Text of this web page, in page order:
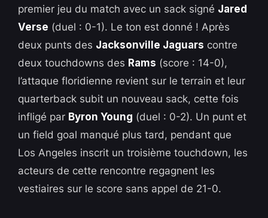
premier jeu du match avec un sack signé Jared
Verse (duel : 0-1). Le ton est donné ! Après
deux punts des Jacksonville Jaguars contre
deux touchdowns des Rams (score : 14-0),
l’attaque floridienne revient sur le terrain et leur
quarterback subit un nouveau sack, cette fois
infligé par Byron Young (duel : 0-2). Un punt et
un field goal manqué plus tard, pendant que
Los Angeles inscrit un troisième touchdown, les
acteurs de cette rencontre regagnent les
vestiaires sur le score sans appel de 21-0.